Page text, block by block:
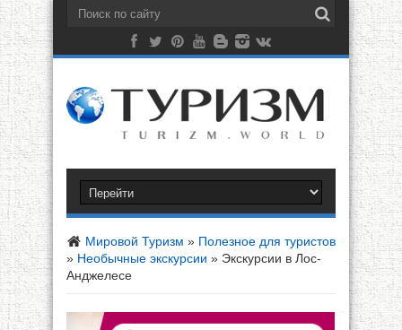
Мировой Туризм » Полезное для туристов
» Необычные экскурсии » Экскурсии в Лос-
Анджелесе